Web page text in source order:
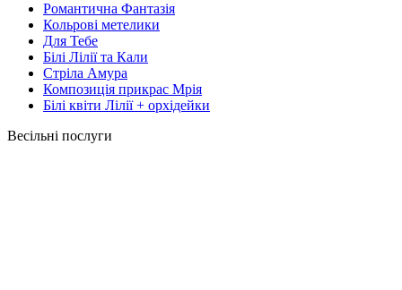
Романтична Фантазія
Кольрові метелики
Для Тебе
Білі Лілії та Кали
Стріла Амура
Композиція прикрас Мрія
Білі квіти Лілії + орхідейки
Весільні послуги